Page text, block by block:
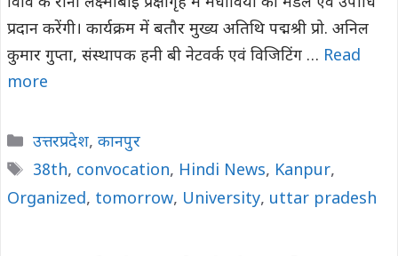
प्रदान करेंगी। कार्यक्रम में बतौर मुख्य अतिथि पद्मश्री प्रो. अनिल
कुमार गुप्ता, संस्थापक हनी बी नेटवर्क एवं विजिटिंग … Read
more
Categories
उत्तरप्रदेश, कानपुर
Tags
38th, convocation, Hindi News, Kanpur,
Organized, tomorrow, University, uttar pradesh